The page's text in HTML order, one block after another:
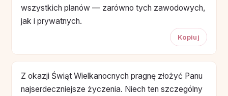
wszystkich planów — zarówno tych zawodowych,
jak i prywatnych.
Kopiuj
Z okazji Świąt Wielkanocnych pragnę złożyć Panu
najserdeczniejsze życzenia. Niech ten szczególny